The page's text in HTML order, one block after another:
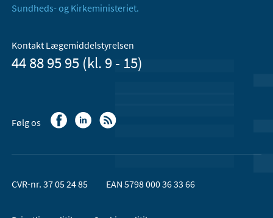
Sundheds- og Kirkeministeriet.
Kontakt Lægemiddelstyrelsen
44 88 95 95 (kl. 9 - 15)
Følg os
CVR-nr. 37 05 24 85 EAN 5798 000 36 33 66